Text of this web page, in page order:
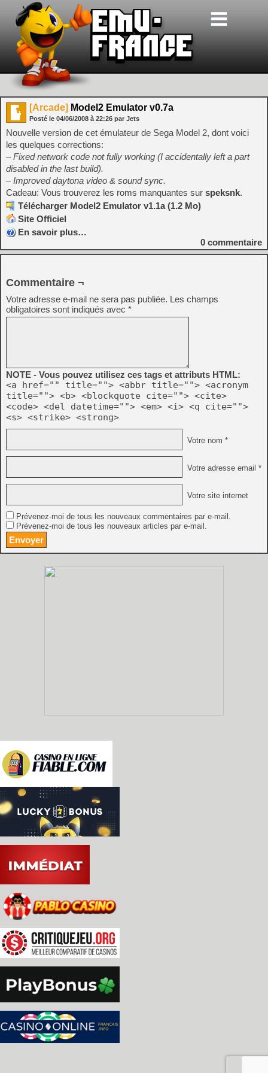
[Arcade] Model2 Emulator v0.7a
Posté le 04/06/2008 à 22:26 par Jets
Nouvelle version de cet émulateur de Sega Model 2, dont voici
les quelques corrections:
– Fixed network code not fully working (I accidentally left a part
disabled in the last build).
– Improved daytona video & sound sync.
Cadeau: Vous trouverez les roms manquantes sur speksnk.
Télécharger Model2 Emulator v1.1a (1.2 Mo)
Site Officiel
En savoir plus…
0 commentaire
Commentaire ¬
Votre adresse e-mail ne sera pas publiée. Les champs
obligatoires sont indiqués avec *
NOTE - Vous pouvez utilisez ces tags et attributs HTML:
<a href="" title=""> <abbr title=""> <acronym
title=""> <b> <blockquote cite=""> <cite>
<code> <del datetime=""> <em> <i> <q cite="">
<s> <strike> <strong>
Votre nom *
Votre adresse email *
Votre site internet
Prévenez-moi de tous les nouveaux commentaires par e-mail.
Prévenez-moi de tous les nouveaux articles par e-mail.